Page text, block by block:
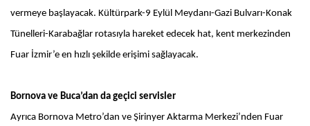
vermeye başlayacak. Kültürpark-9 Eylül Meydanı-Gazi Bulvarı-Konak
Tünelleri-Karabağlar rotasıyla hareket edecek hat, kent merkezinden
Fuar İzmir’e en hızlı şekilde erişimi sağlayacak.
Bornova ve Buca’dan da geçici servisler
Ayrıca Bornova Metro’dan ve Şirinyer Aktarma Merkezi’nden Fuar